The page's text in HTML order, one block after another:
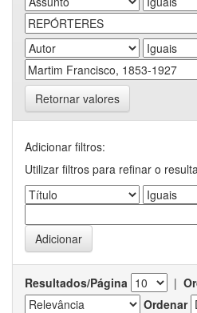
Retornar valores
Adicionar filtros:
Utilizar filtros para refinar o
Resultados/Página |
Ordenar